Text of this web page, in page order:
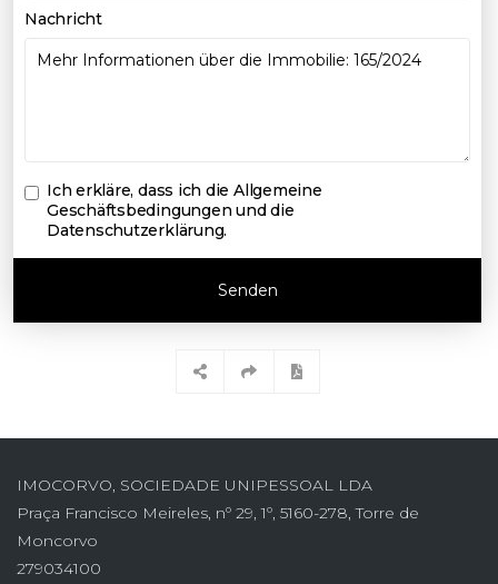
Nachricht
Ich erkläre, dass ich dieAllgemeine
Geschäftsbedingungen und die
Datenschutzerklärung.
Senden
IMOCORVO, SOCIEDADE UNIPESSOAL LDA
Praça Francisco Meireles, nº 29, 1º, 5160-278, Torre de
Moncorvo
279034100